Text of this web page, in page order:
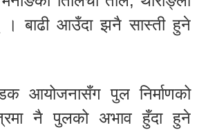
। बाढी आउँदा झनै सास्ती हुने
आयोजनासँग पुल निर्माणको
नै पुलको अभाव हुँदा हुने